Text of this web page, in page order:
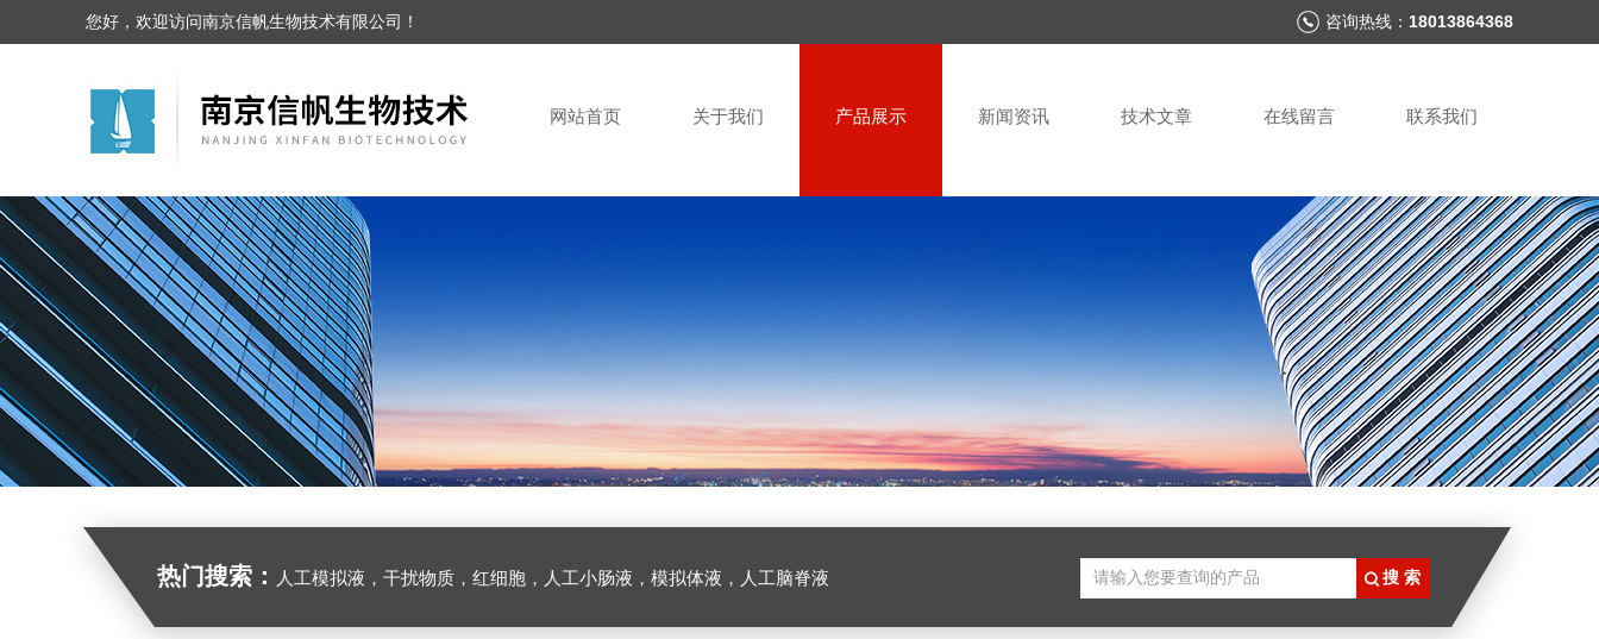
您好，欢迎访问南京信帆生物技术有限公司！ 咨询热线： 18013864368
网站首页 关于我们 产品展示 新闻资讯 技术文章 在线留言 联系我们
热门搜索： 人工模拟液，干扰物质，红细胞，人工小肠液，模拟体液，人工脑脊液